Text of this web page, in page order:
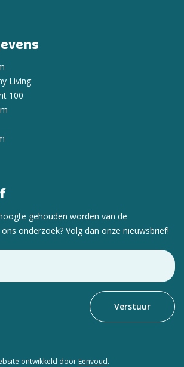
Living
100
gehouden worden van de
onderzoek? Volg dan onze nieuwsbrief!
ontwikkeld door Eenvoud.